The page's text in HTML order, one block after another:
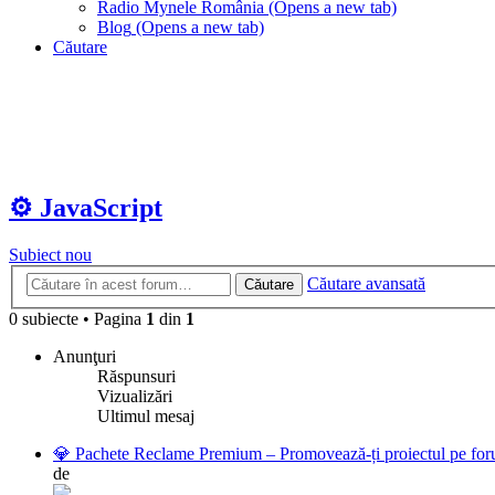
Radio Mynele România (Opens a new tab)
Blog (Opens a new tab)
Căutare
⚙️ JavaScript
Subiect nou
Căutare
Căutare avansată
0 subiecte • Pagina 1 din 1
Anunţuri
Răspunsuri
Vizualizări
Ultimul mesaj
💎 Pachete Reclame Premium – Promovează-ți proiectul pe
de